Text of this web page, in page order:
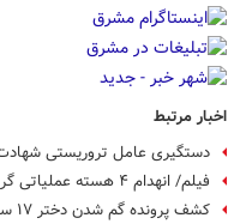
اخبار مرتبط
دستگیری عامل تروریستی
فیلم/ انهدام ۴ هسته عملیاتی گروهک‌های تروریستی تکفیری
کشف پرونده گم شدن دختر ۱۷ ساله؛ شرور سابقه‌دار دستگیر شد